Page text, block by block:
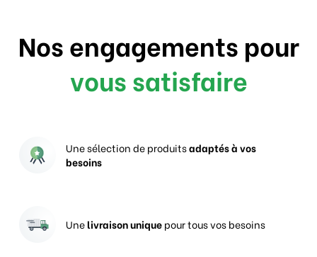
Nos engagements pour
vous satisfaire
Une sélection de produitsadaptés à vos
besoins
Unelivraison uniquepour tous vos besoins